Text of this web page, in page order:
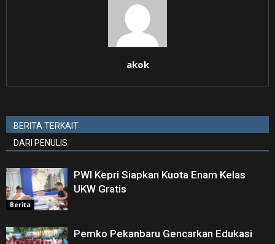
akok
BERITA TERKAIT
DARI PENULIS
Berita
PWI Kepri Siapkan Kuota Enam Kelas
UKW Gratis
Pemko Pekanbaru Gencarkan Edukasi